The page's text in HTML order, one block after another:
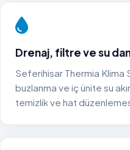
Drenaj, filtre ve su
Seferihisar Thermia Klima
buzlanma ve iç ünite su
temizlik ve hat